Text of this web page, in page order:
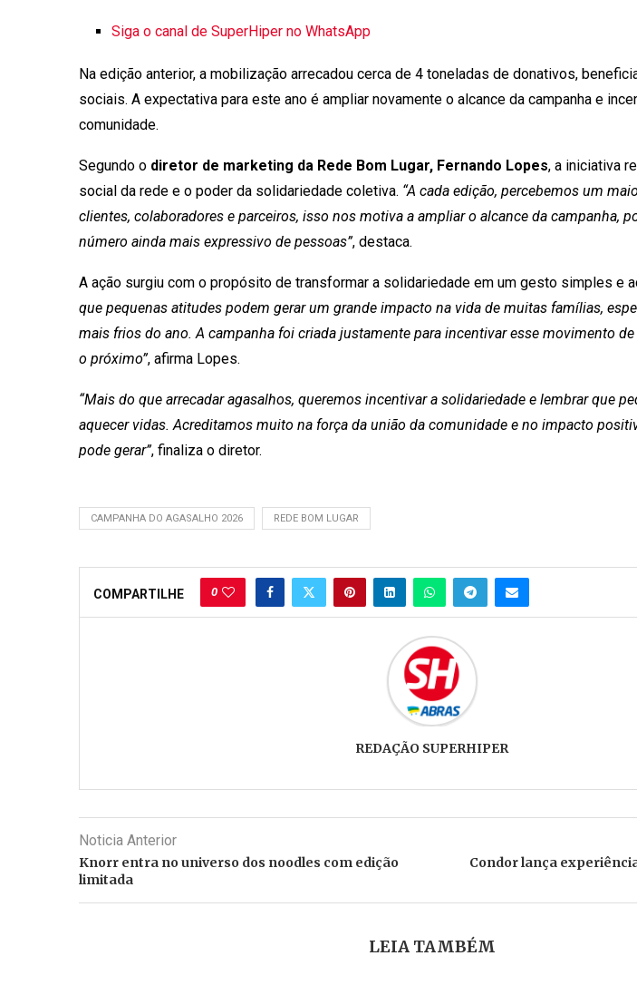
Siga o canal de SuperHiper no WhatsApp
Na edição anterior, a mobilização arrecadou cerca de 4 toneladas de donativos,
sociais. A expectativa para este ano é ampliar novamente o alcance da campanha e
comunidade.
Segundo o diretor de marketing da Rede Bom Lugar, Fernando Lopes, a iniciativa
social da rede e o poder da solidariedade coletiva. “A cada edição, percebemos um
clientes, colaboradores e parceiros, isso nos motiva a ampliar o alcance da campanha,
número ainda mais expressivo de pessoas”, destaca.
A ação surgiu com o propósito de transformar a solidariedade em um gesto simples e
que pequenas atitudes podem gerar um grande impacto na vida de muitas famílias,
mais frios do ano. A campanha foi criada justamente para incentivar esse movimento
o próximo”, afirma Lopes.
“Mais do que arrecadar agasalhos, queremos incentivar a solidariedade e lembrar que
aquecer vidas. Acreditamos muito na força da união da comunidade e no impacto
pode gerar”, finaliza o diretor.
CAMPANHA DO AGASALHO 2026 REDE BOM LUGAR
COMPARTILHE 0
REDAÇÃO SUPERHIPER
Noticia Anterior
Knorr entra no universo dos noodles com edição
limitada
Condor lança
LEIA TAMBÉM